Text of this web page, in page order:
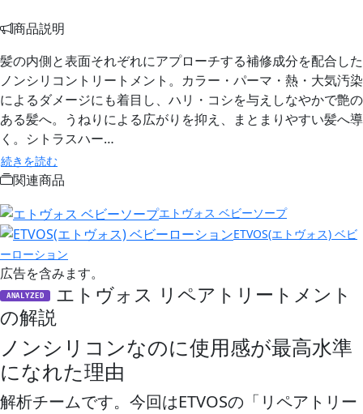
商品説明
髪の内側と表面それぞれにアプローチする補修成分を配合した
ノンシリコントリートメント。カラー・パーマ・熱・大気汚染
によるダメージにも着目し、ハリ・コシを与えしなやかで艶の
ある髪へ。うねりによる広がりを抑え、まとまりやすい髪へ導
く。シトラスハー…
続きを読む
関連商品
エトヴォス ベビーソープ
ETVOS(エトヴォス) ベビ
ーローション
広告を含みます。
ANALYZED
エトヴォス リペアトリートメント
の解説
ノンシリコンなのに使用感が最高水準
になれた理由
解析チームです。今回はETVOSの「リペアトリー